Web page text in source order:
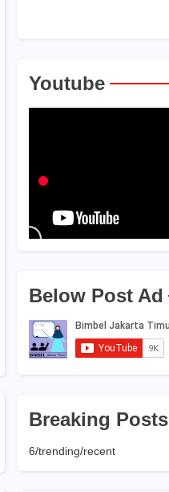
Youtube
Below Post Ad
Breaking Posts
6/trending/recent